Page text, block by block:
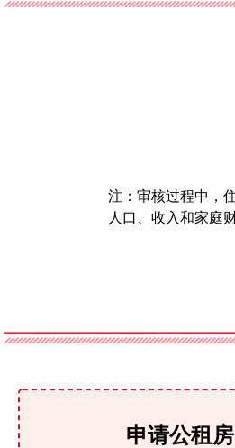
注：审核过程中，
人口、收入和家庭
申请公租